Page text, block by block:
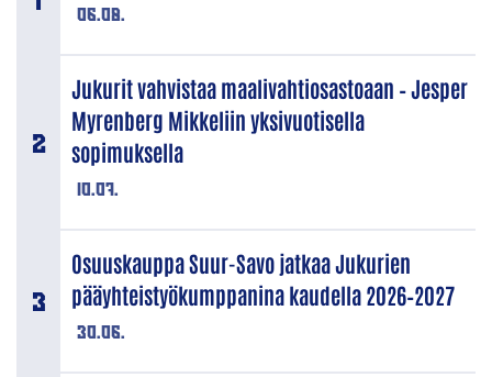
06.08.
10.07.
Jukurit vahvistaa maalivahtiosastoaan – Jesper
Myrenberg Mikkeliin yksivuotisella
sopimuksella
30.06.
Osuuskauppa Suur-Savo jatkaa Jukurien
pääyhteistyökumppanina kaudella 2026–2027